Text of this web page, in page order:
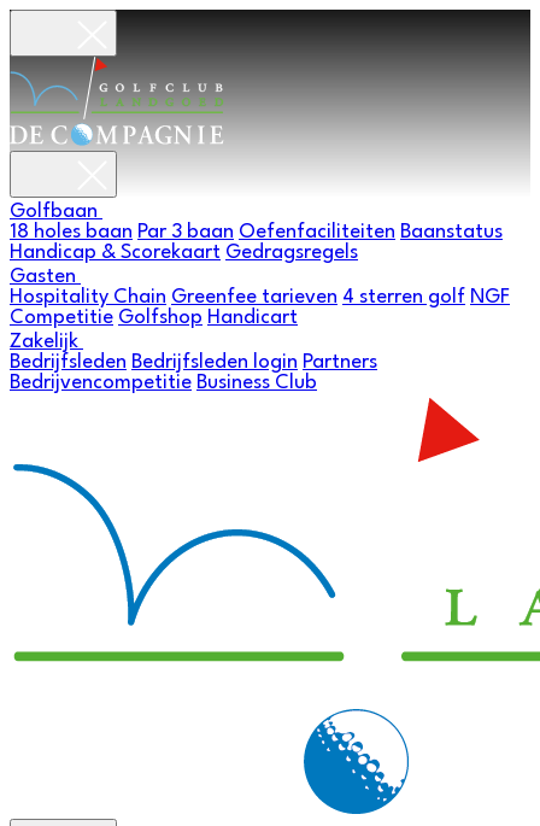
Golfbaan
18 holes baan Par 3 baan Oefenfaciliteiten Baanstatus
Handicap & Scorekaart Gedragsregels
Gasten
Hospitality Chain Greenfee tarieven 4 sterren golf NGF
Competitie Golfshop Handicart
Zakelijk
Bedrijfsleden Bedrijfsleden login Partners
Bedrijvencompetitie Business Club